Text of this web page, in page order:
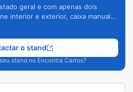
geral e com apenas dois
interior e exterior, caixa manual
stand no Encontra Carros?
o stand